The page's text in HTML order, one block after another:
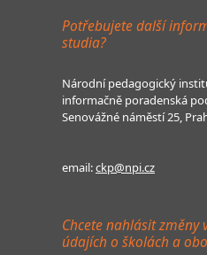
Potřebujete další
studia?
Národní pedagogický
informačně poradenská
Senovážné náměstí 25,
email:ckp@npi.cz
Chcete nahlásit změny
údajích o školách a